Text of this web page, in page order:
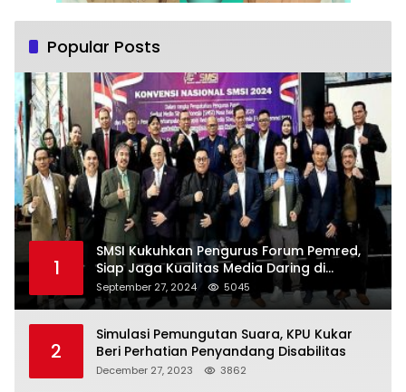
Popular Posts
1
SMSI Kukuhkan Pengurus Forum Pemred,
Siap Jaga Kualitas Media Daring di
Indonesia
September 27, 2024 5045
2
Simulasi Pemungutan Suara, KPU Kukar
Beri Perhatian Penyandang Disabilitas
December 27, 2023 3862